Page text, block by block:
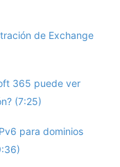
de Exchange
365 puede ver
(7:25)
para dominios